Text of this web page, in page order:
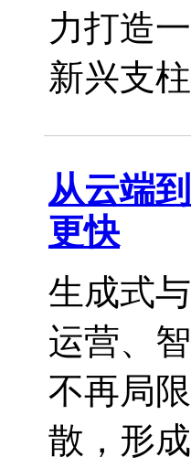
力打造
新兴支柱
从云端
更快
生成式
运营、
不再局
散，形